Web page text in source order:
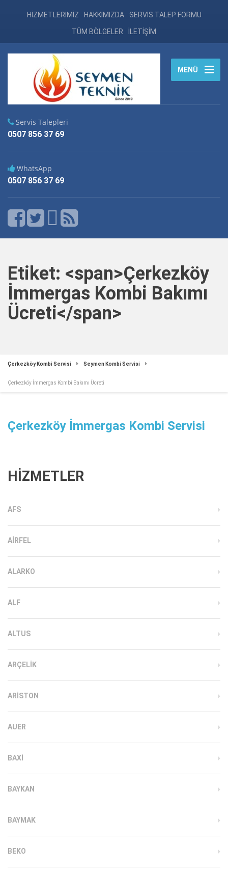
HİZMETLERİMİZ HAKKIMIZDA SERVİS TALEP FORMU
TÜM BÖLGELER İLETİŞİM
MENÜ
Servis Talepleri
0507 856 37 69
WhatsApp
0507 856 37 69
Etiket: <span>Çerkezköy
İmmergas Kombi Bakımı
Ücreti</span>
Çerkezköy Kombi Servisi Seymen Kombi Servisi
Çerkezköy İmmergas Kombi Bakımı Ücreti
Çerkezköy İmmergas Kombi Servisi
HİZMETLER
AFS
AIRFEL
ALARKO
ALF
ALTUS
ARÇELIK
ARISTON
AUER
BAXI
BAYKAN
BAYMAK
BEKO